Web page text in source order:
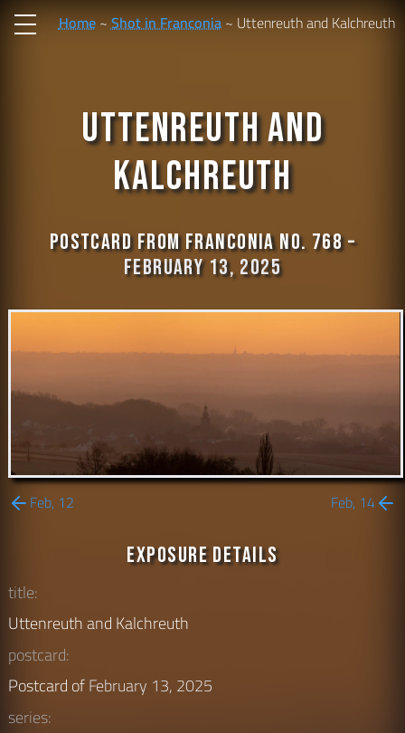
Home Shot in Franconia Uttenreuth and Kalchreuth
Uttenreuth and
Kalchreuth
Postcard from Franconia No. 768 –
February 13, 2025
Feb, 12 Feb, 14
Exposure Details
title:
Uttenreuth and Kalchreuth
postcard:
Postcard ofFebruary 13, 2025
series: